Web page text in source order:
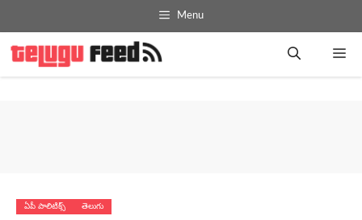
Menu
ఏపీ పాలిటిక్స్ తెలుగు